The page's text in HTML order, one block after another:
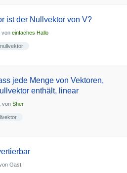
ist der Nullvektor von V?
von einfaches Hallo
nullvektor
jede Menge von Vektoren,
enthält, linear
von Sher
Gast